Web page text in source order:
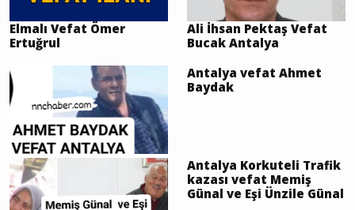
Elmalı Vefat Ömer
Ertuğrul
Ali İhsan Pektaş Vefat
Bucak Antalya
Antalya vefat Ahmet
Baydak
Antalya Korkuteli Trafik
kazası vefat Memiş
Günal ve Eşi Ünzile Günal